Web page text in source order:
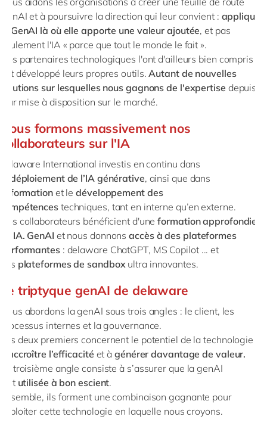
Philippines
Singapore
Switzerland
UK & Ireland
USA & Canada
en
GenAI et à poursuivre la direction qui leur convient : appliquer
la GenAI là où elle apporte une valeur ajoutée, et pas
seulement l'IA « parce que tout le monde le fait ».
Nos partenaires technologiques l'ont d'ailleurs bien compris et
ont développé leurs propres outils.Autant de nouvelles
solutions sur lesquelles nous gagnons de l'expertise depuis
leur mise à disposition sur le marché.
Nous formons massivement nos
collaborateurs sur l'IA
delaware International investis en continu dans
déploiement de l’IA générative, ainsi que dans
formationet ledéveloppement des
compétencestechniques, tant en interne qu’en externe.
Nos collaborateurs bénéficient d'uneformation approfondie
en IA. GenAI et nous donnonsaccès à des plateformes
performantes: delaware ChatGPT, MS Copilot ... et
des plateformes de sandboxultra innovantes.
Le triptyque genAI de delaware
Nous abordons la genAI sous trois angles : le client, les
processus internes et la gouvernance.
Les deux premiers concernent le potentiel de la technologie
accroître l’efficacité et àgénérer davantage de valeur.
Le troisième angle consiste à s’assurer que la genAI
soit utilisée à bon escient.
Ensemble, ils forment une combinaison gagnante pour
exploiter cette technologie en laquelle nous croyons.